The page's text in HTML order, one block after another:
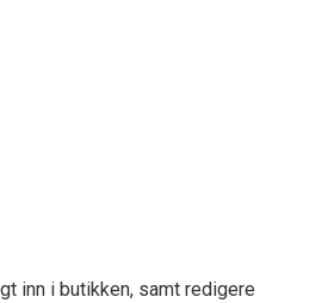
inn i butikken, samt redigere